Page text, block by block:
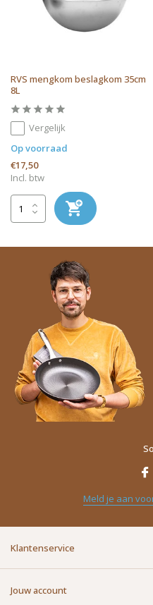
RVS mengkom beslagkom 35cm
8L
Vergelijk
Op voorraad
€17,50
Incl. btw
Meld je aan
Klantenservice
Jouw account